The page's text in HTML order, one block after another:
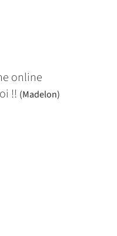
online
!! (Madelon)